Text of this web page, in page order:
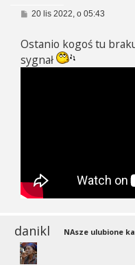
P
t
20 lis 2022, o 05:43
Ostanio kogoś tu
sygnał
danikl NAsze ulubione